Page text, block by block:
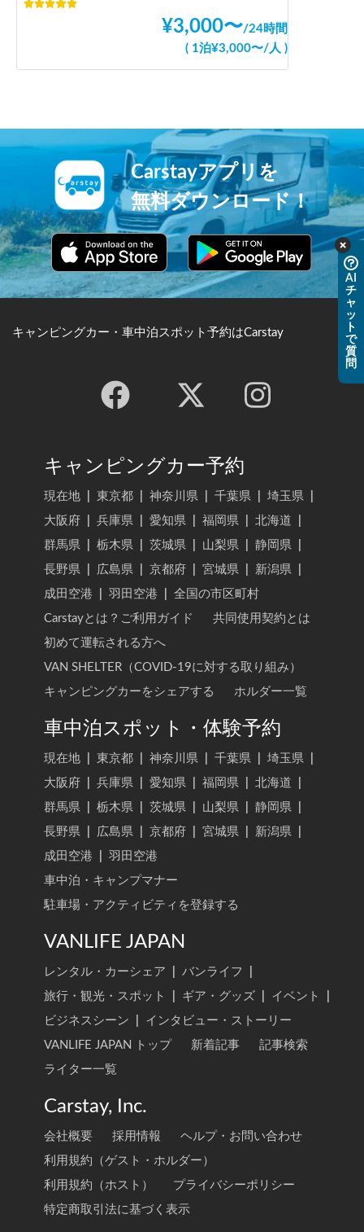
¥3,000〜/24時間
( 1泊¥3,000〜/ 人 )
AI
チ
ャ
ッ
ト
で
質
問
Carstayアプリを
無料ダウンロード！
キャンピングカー・車中泊スポット予約はCarstay
キャンピングカー予約
現在地 東京都 神奈川県 千葉県 埼玉県
大阪府
兵庫県 愛知県 福岡県 北海道
群馬県
栃木県 茨城県 山梨県 静岡県
長野県
広島県 京都府 宮城県 新潟県
成田空港
羽田空港
全国の市区町村
Carstayとは？ご利用ガイド
共同使用契約とは
初めて運転される方へ
VAN SHELTER（COVID-19に対する取り組み）
キャンピングカーをシェアする
ホルダー一覧
車中泊スポット・体験予約
現在地 東京都 神奈川県 千葉県 埼玉県
大阪府
兵庫県 愛知県 福岡県 北海道
群馬県
栃木県 茨城県 山梨県 静岡県
長野県
広島県 京都府 宮城県 新潟県
成田空港
羽田空港
車中泊・キャンプマナー
駐車場・アクティビティを登録する
VANLIFE JAPAN
レンタル・カーシェア バンライフ
旅行・観光・スポット
ギア・グッズ イベント
ビジネスシーン
インタビュー・ストーリー
VANLIFE JAPAN トップ
新着記事
記事検索
ライター一覧
Carstay, Inc.
会社概要 採用情報
ヘルプ・お問い合わせ
利用規約（ゲスト・ホルダー）
利用規約（ホスト）
プライバシーポリシー
特定商取引法に基づく表示